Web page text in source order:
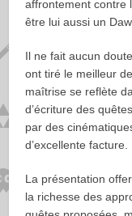
affrontement contre
être lui aussi un
Il ne fait aucun
ont tiré le meilleur
maîtrise se reflète
d’écriture des
par des
d’excellente facture.
La présentation
la richesse des